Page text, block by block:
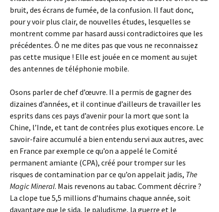
bruit, des écrans de fumée, de la confusion. Il faut donc,
pour y voir plus clair, de nouvelles études, lesquelles se
montrent comme par hasard aussi contradictoires que les
précédentes. Ô ne me dites pas que vous ne reconnaissez
pas cette musique ! Elle est jouée en ce moment au sujet
des antennes de téléphonie mobile.
Osons parler de chef d’œuvre. Il a permis de gagner des
dizaines d’années, et il continue d’ailleurs de travailler les
esprits dans ces pays d’avenir pour la mort que sont la
Chine, l’Inde, et tant de contrées plus exotiques encore. Le
savoir-faire accumulé a bien entendu servi aux autres, avec
en France par exemple ce qu’on a appelé le Comité
permanent amiante (CPA), créé pour tromper sur les
risques de contamination par ce qu’on appelait jadis, The
Magic Mineral. Mais revenons au tabac. Comment décrire ?
La clope tue 5,5 millions d’humains chaque année, soit
davantage que le sida, le paludisme, la guerre et le